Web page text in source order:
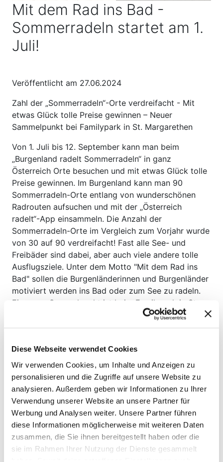
Diese Webseite verwendet Cookies
Wir verwenden Cookies, um Inhalte und Anzeigen zu
personalisieren und die Zugriffe auf unsere Website zu
analysieren. Außerdem geben wir Informationen zu Ihrer
Verwendung unserer Website an unsere Partner für
Werbung und Analysen weiter. Unsere Partner führen
diese Informationen möglicherweise mit weiteren Daten
zusammen, die Sie ihnen bereitgestellt haben oder die
sie im Rahmen Ihrer Nutzung der Dienste gesammelt
Mit dem Rad ins Bad -
Sommerradeln startet am 1.
Juli!
Veröffentlicht am 27.06.2024
Zahl der „Sommerradeln“-Orte verdreifacht - Mit
etwas Glück tolle Preise gewinnen – Neuer
Sammelpunkt bei Familypark in St. Margarethen
Von 1. Juli bis 12. September kann man beim
„Burgenland radelt Sommerradeln“ in ganz
Österreich Orte besuchen und mit etwas Glück tolle
Preise gewinnen. Im Burgenland kann man 90
Sommerradeln-Orte entlang von wunderschönen
Radrouten aufsuchen und mit der „Österreich
radelt“-App einsammeln. Die Anzahl der
Sommerradeln-Orte im Vergleich zum Vorjahr wurde
von 30 auf 90 verdreifacht! Fast alle See- und
Freibäder sind dabei, aber auch viele andere tolle
Ausflugsziele. Unter dem Motto "Mit dem Rad ins
Bad" sollen die Burgenländerinnen und Burgenländer
motiviert werden ins Bad oder zum See zu radeln.
Ein neuer Sammelpunkt ist beim Familypark in St.
Margarethen. Familien, die zum Park radeln, können
ihr Fahrrad bequem und sicher beim Eingang in den
sind vorhanden. Schon ab drei eingesammelten
Orten, kann man einen von 50 tollen Preisen
gewinnen. Sammelt man fünf Orte ein, nimmt man
an der Verlosung der Hauptpreise teil – einen
Burgenland Gutschein im Wert von 200 Euro und
fünf Burgenland Radtrikots. Bundesweit gibt es
verschiedenste Räder, Hotelgutscheine und
spannende Bücher zu gewinnen. Eine Teilnahme an
der Aktion ist ausschließlich mit der Österreich